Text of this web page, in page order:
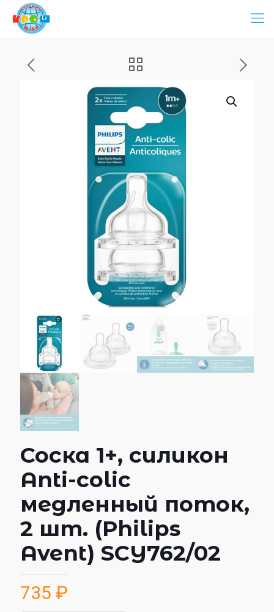
Соска 1+, силикон
Anti-colic
медленный поток,
2 шт. (Philips
Avent) SCY762/02
735 ₽